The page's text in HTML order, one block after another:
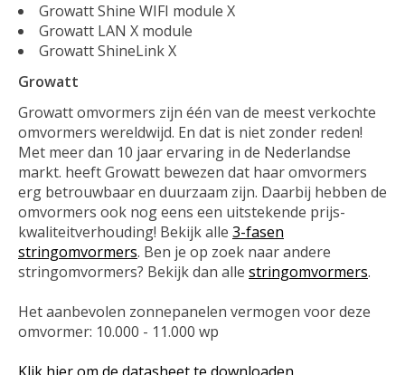
Growatt Shine WIFI module X
Growatt LAN X module
Growatt ShineLink X
Growatt
Growatt omvormers zijn één van de meest verkochte
omvormers wereldwijd. En dat is niet zonder reden!
Met meer dan 10 jaar ervaring in de Nederlandse
markt. heeft Growatt bewezen dat haar omvormers
erg betrouwbaar en duurzaam zijn. Daarbij hebben de
omvormers ook nog eens een uitstekende prijs-
kwaliteitverhouding! Bekijk alle 3-fasen
stringomvormers. Ben je op zoek naar andere
stringomvormers? Bekijk dan alle stringomvormers.
Het aanbevolen zonnepanelen vermogen voor deze
omvormer: 10.000 - 11.000 wp